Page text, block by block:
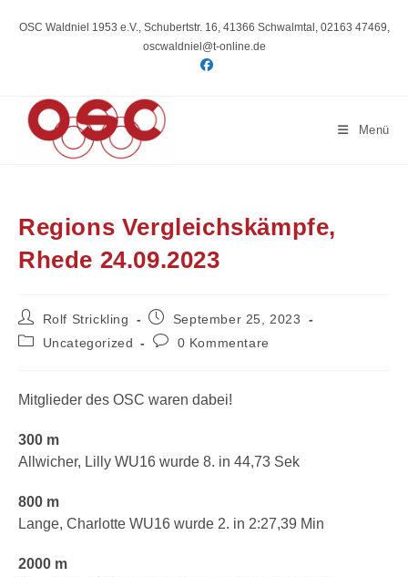
InhaltOSC Waldniel 1953 e.V., Schubertstr. 16, 41366 Schwalmtal, 02163 47469,
oscwaldniel@t-online.de
Menü
Regions Vergleichskämpfe,
Rhede 24.09.2023
Beitrags-
Autor:
Rolf Strickling
Beitrag
veröffentlicht:
September 25, 2023
Beitrags-Uncategorized
Beitrags-
0 Kommentare
Mitglieder des OSC waren dabei!
300 m
Allwicher, Lilly WU16 wurde 8. in 44,73 Sek
800 m
Lange, Charlotte WU16 wurde 2. in 2:27,39 Min
2000 m